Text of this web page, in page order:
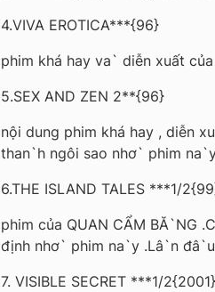
4.VIVA EROTICA***{96}
phim khá hay va` diễn xuất
5.SEX AND ZEN 2**{96}
nội dung phim khá hay , diễn
than`h ngôi sao nhơ` phim
6.THE ISLAND TALES ***1/
phim của QUAN CẨM BĂ`NG
định nhơ` phim na`y .Lâ`n
7. VISIBLE SECRET ***1/2{2001}